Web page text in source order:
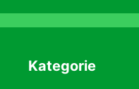
Kategorie